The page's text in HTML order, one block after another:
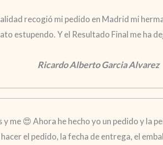
recogió mi pedido en Madrid mi
estupendo. Y el Resultado Final me
Ricardo Alberto Garcia Alvarez
me 😍 Ahora he hecho yo un pedido y la
el pedido, la fecha de entrega, el